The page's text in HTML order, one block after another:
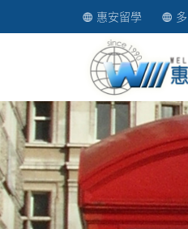
惠安留學